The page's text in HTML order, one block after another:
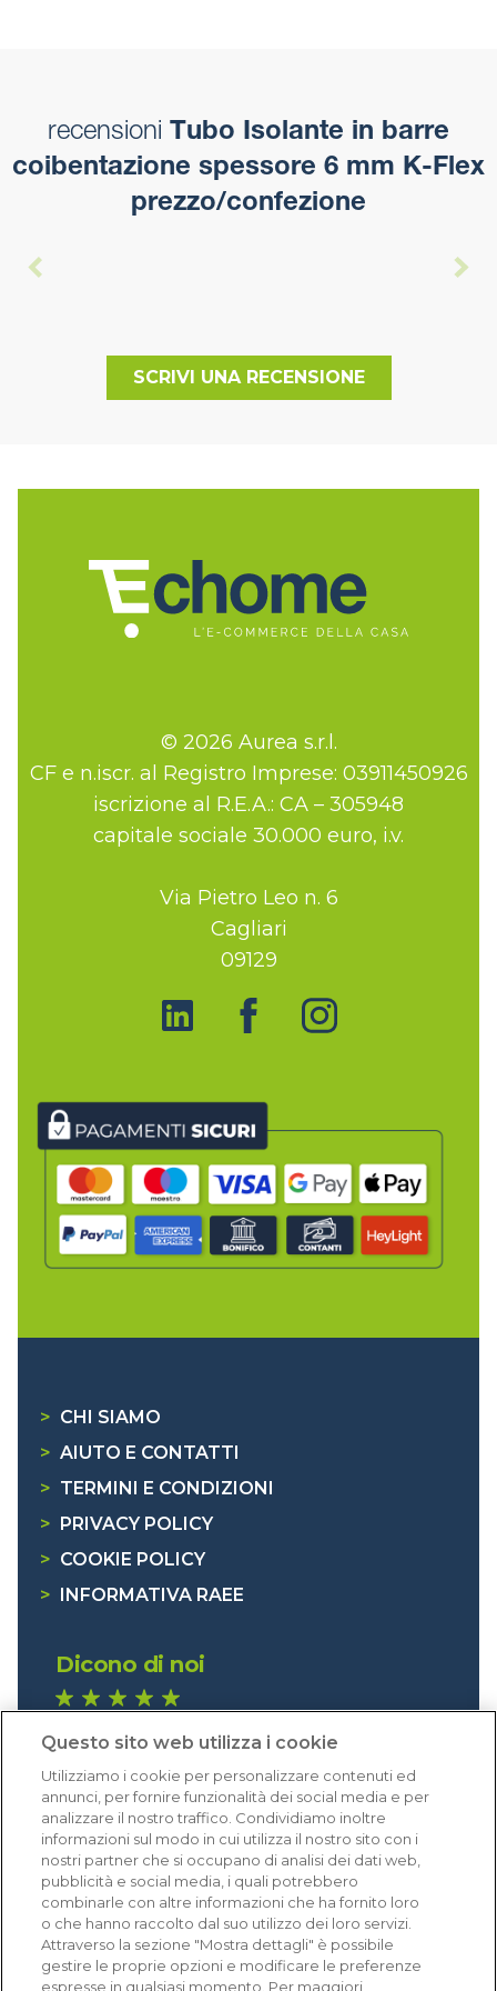
recensioni Tubo Isolante in barre
coibentazione spessore 6 mm K-Flex
prezzo/confezione
SCRIVI UNA RECENSIONE
© 2026 Aurea s.r.l.
CF e n.iscr. al Registro Imprese: 03911450926
iscrizione al R.E.A.: CA – 305948
capitale sociale 30.000 euro, i.v.
Via Pietro Leo n. 6
Cagliari
09129
> CHI SIAMO
> AIUTO E CONTATTI
> TERMINI E CONDIZIONI
>
PRIVACY POLICY
> COOKIE POLICY
>
INFORMATIVA RAEE
Dicono di noi
Eccellente (4,8)
Acquisti verificati
Questo sito web utilizza i cookie
Utilizziamo i cookie per personalizzare contenuti ed
annunci, per fornire funzionalità dei social media e per
analizzare il nostro traffico. Condividiamo inoltre
informazioni sul modo in cui utilizza il nostro sito con i
nostri partner che si occupano di analisi dei dati web,
pubblicità e social media, i quali potrebbero
combinarle con altre informazioni che ha fornito loro
o che hanno raccolto dal suo utilizzo dei loro servizi.
Attraverso la sezione "Mostra dettagli" è possibile
gestire le proprie opzioni e modificare le preferenze
espresse in qualsiasi momento. Per maggiori